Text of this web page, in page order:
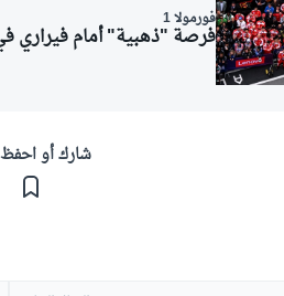
فورمولا 1
فرصة "ذهبية" أمام فيراري
شارك أو